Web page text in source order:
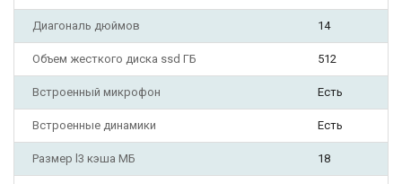
Диагональ дюймов 14
Объем жесткого диска ssd ГБ 512
Встроенный микрофон Есть
Встроенные динамики Есть
Размер l3 кэша МБ 18